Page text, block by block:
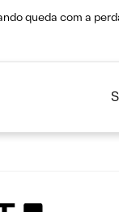
queda com a